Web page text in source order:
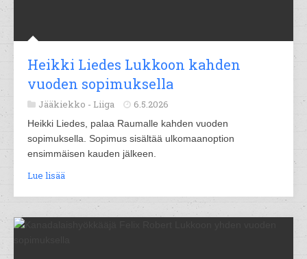
Heikki Liedes Lukkoon kahden
vuoden sopimuksella
Jääkiekko - Liiga 6.5.2026
Heikki Liedes, palaa Raumalle kahden vuoden
sopimuksella. Sopimus sisältää ulkomaanoption
ensimmäisen kauden jälkeen.
Lue lisää